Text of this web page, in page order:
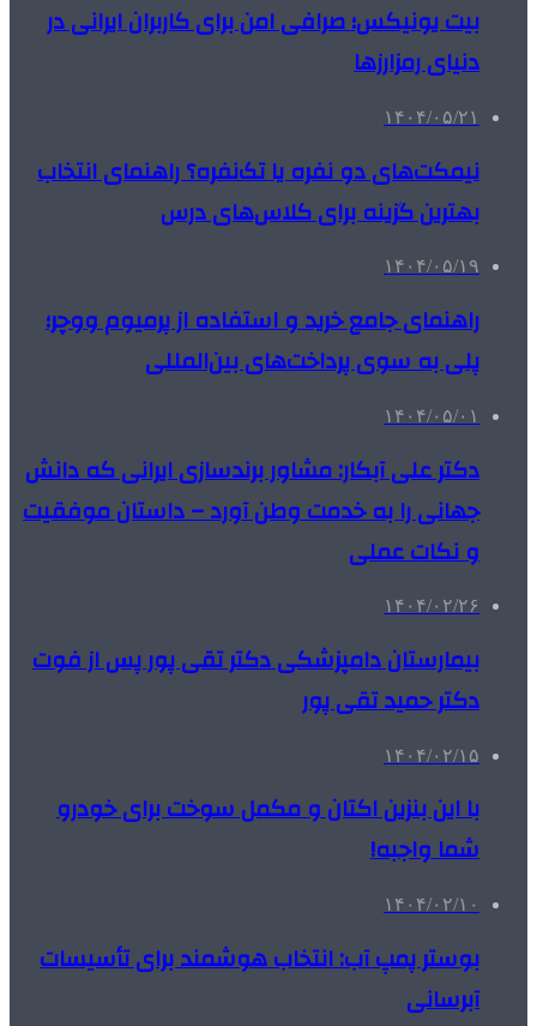
بیت یونیکس؛ صرافی امن برای کاربران ایرانی در
دنیای رمزارزها
۱۴۰۴/۰۵/۲۱
نیمکت‌های دو نفره یا تک‌نفره؟ راهنمای انتخاب
بهترین گزینه برای کلاس‌های درس
۱۴۰۴/۰۵/۱۹
راهنمای جامع خرید و استفاده از پرمیوم ووچر؛
پلی به سوی پرداخت‌های بین‌المللی
۱۴۰۴/۰۵/۰۱
دکتر علی آبکار: مشاور برندسازی ایرانی که دانش
جهانی را به خدمت وطن آورد – داستان موفقیت
و نکات عملی
۱۴۰۴/۰۲/۲۶
بیمارستان دامپزشکی دکتر تقی پور پس از فوت
دکتر حمید تقی پور
۱۴۰۴/۰۲/۱۵
با این بنزین اکتان و مکمل سوخت برای خودرو
شما واجبه!
۱۴۰۴/۰۲/۱۰
بوستر پمپ آب: انتخاب هوشمند برای تأسیسات
آبرسانی